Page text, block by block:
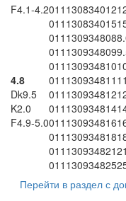
F4.1-4.2011130834012
011130834015
4.8
Dk9.5
K2.0
F4.9-5.0
011130934808
011130934809
011130934810
011130934811
011130934812
011130934814
011130934816
011130934818
011130934821
011130934825
Перейти в раздел с